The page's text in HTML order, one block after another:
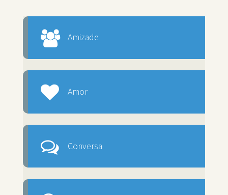
Amizade
Amor
Conversa